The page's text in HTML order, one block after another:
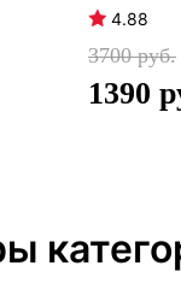
4.88
3700
1390